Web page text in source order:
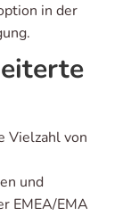
in der
Vielzahl von
und
EMEA/EMA